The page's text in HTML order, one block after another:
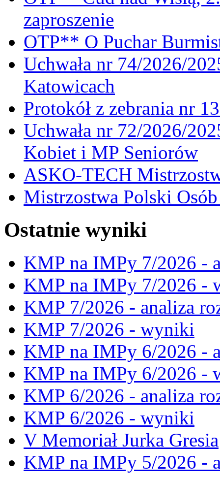
zaproszenie
OTP** O Puchar
Uchwała nr 74/2026/
Katowicach
Protokół z zebrania nr
Uchwała nr 72/2026/
Kobiet i MP Seniorów
ASKO-TECH
Mistrzostwa Polski
Ostatnie wyniki
KMP na IMPy 7/2026 -
KMP na IMPy 7/2026 -
KMP 7/2026 - analiza
KMP 7/2026 - wyniki
KMP na IMPy 6/2026 -
KMP na IMPy 6/2026 -
KMP 6/2026 - analiza
KMP 6/2026 - wyniki
V Memoriał Jurka Gresia
KMP na IMPy 5/2026 -